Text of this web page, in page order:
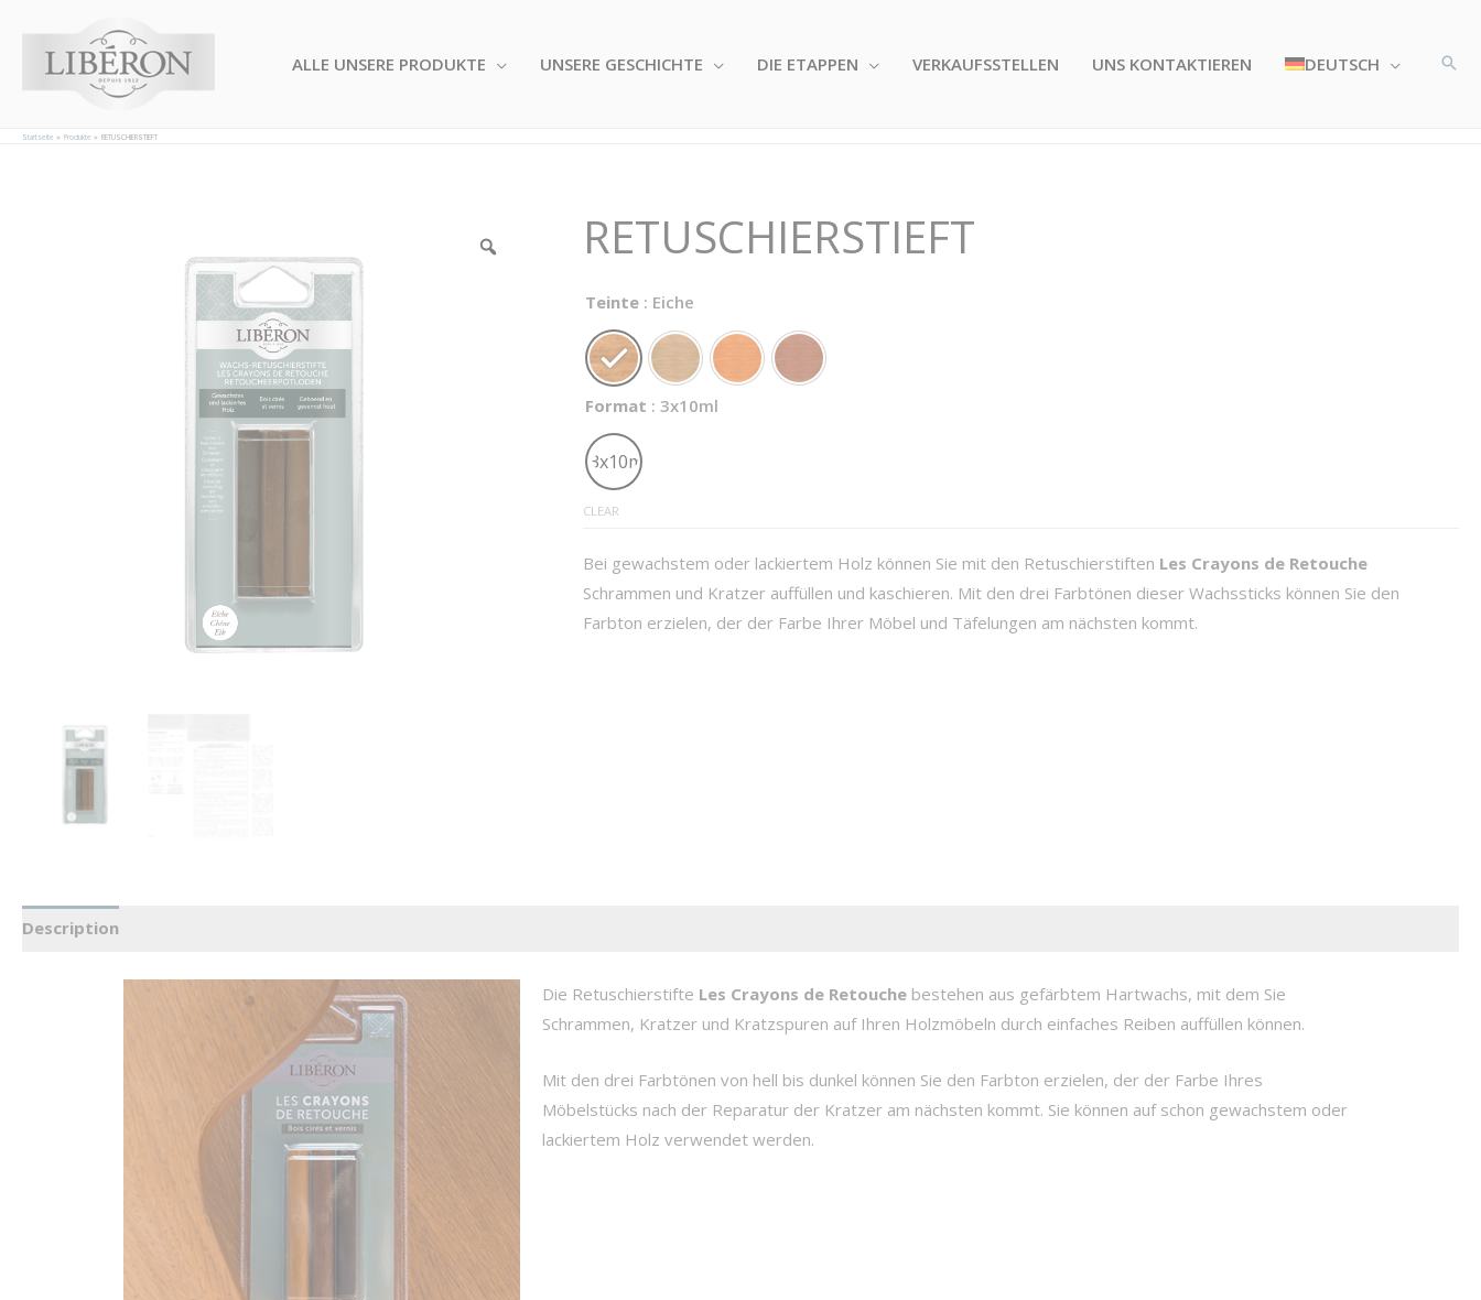
ALLE UNSERE PRODUKTE UNSERE GESCHICHTE DIE ETAPPEN VERKAUFSSTELLEN UNS KONTAKTIEREN DEUTSCH
Startseite Produkte RETUSCHIERSTIEFT
RETUSCHIERSTIEFT
Teinte : Eiche
Format : 3x10ml
3x10ml
CLEAR
Bei gewachstem oder lackiertem Holz können Sie mit den Retuschierstiften Les Crayons de Retouche
Schrammen und Kratzer auffüllen und kaschieren. Mit den drei Farbtönen dieser Wachssticks können Sie den
Farbton erzielen, der der Farbe Ihrer Möbel und Täfelungen am nächsten kommt.
Description
Die Retuschierstifte Les Crayons de Retouchebestehen aus gefärbtem Hartwachs, mit dem Sie
Schrammen, Kratzer und Kratzspuren auf Ihren Holzmöbeln durch einfaches Reiben auffüllen können.
Mit den drei Farbtönen von hell bis dunkel können Sie den Farbton erzielen, der der Farbe Ihres
Möbelstücks nach der Reparatur der Kratzer am nächsten kommt. Sie können auf schon gewachstem oder
lackiertem Holz verwendet werden.